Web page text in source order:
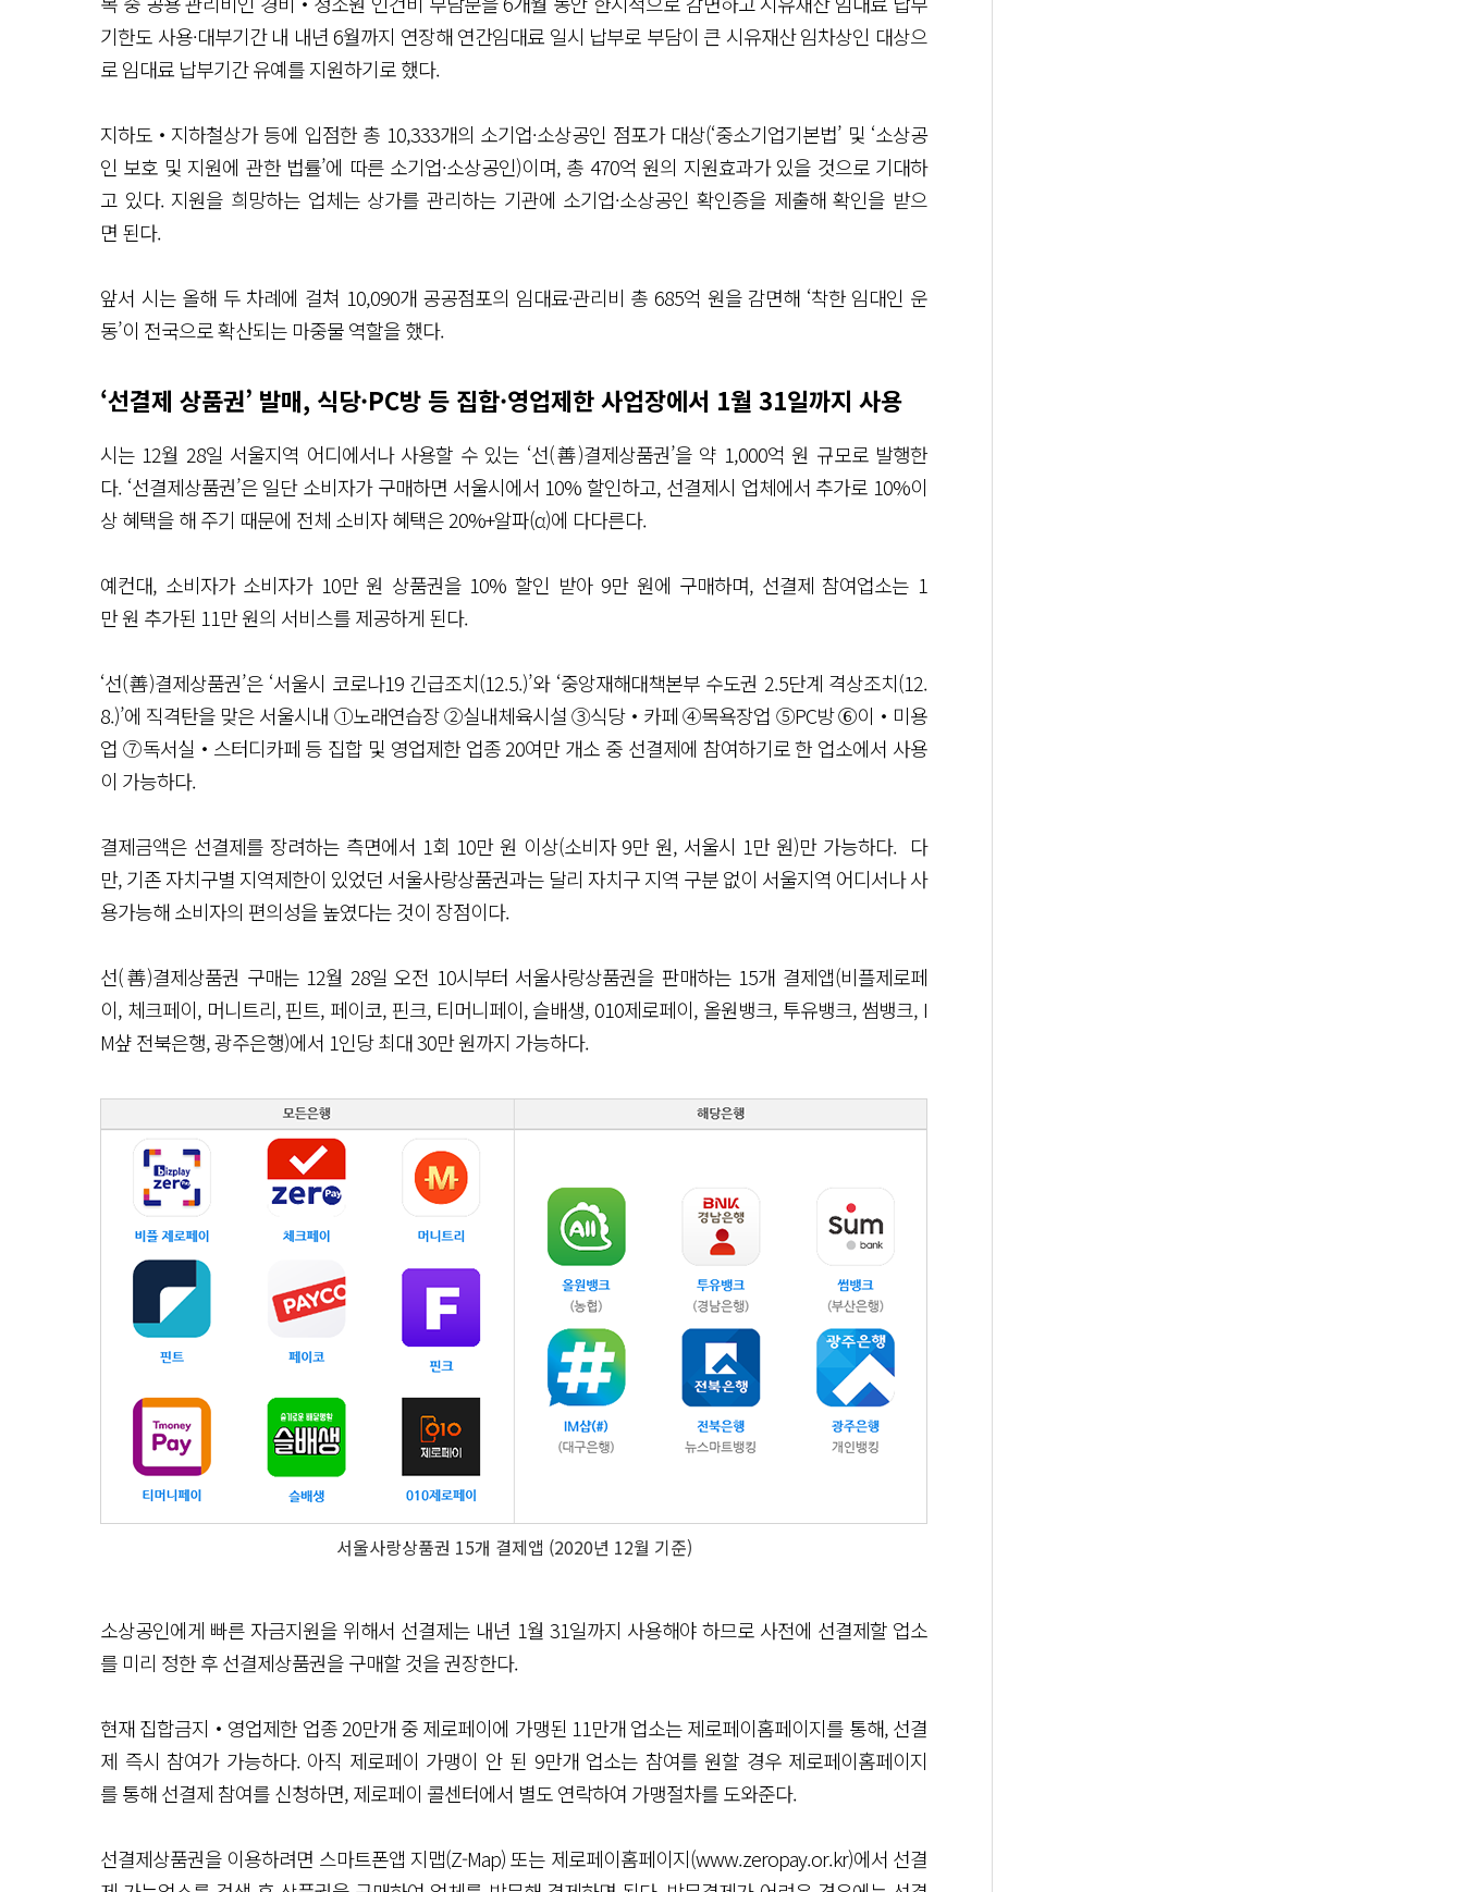
기한도 사용·대부기간 내 내년 6월까지 연장해 연간임대료 일시 납부로 부담이 큰 시유재산 임차상인 대상으
로 임대료 납부기간 유예를 지원하기로 했다.
지하도‧지하철상가 등에 입점한 총 10,333개의 소기업·소상공인 점포가 대상(‘중소기업기본법’ 및 ‘소상공
인 보호 및 지원에 관한 법률’에 따른 소기업·소상공인)이며, 총 470억 원의 지원효과가 있을 것으로 기대하
고 있다. 지원을 희망하는 업체는 상가를 관리하는 기관에 소기업·소상공인 확인증을 제출해 확인을 받으
면 된다.
앞서 시는 올해 두 차례에 걸쳐 10,090개 공공점포의 임대료·관리비 총 685억 원을 감면해 ‘착한 임대인 운
동’이 전국으로 확산되는 마중물 역할을 했다.
‘선결제 상품권’ 발매, 식당·PC방 등 집합·영업제한 사업장에서 1월 31일까지 사용
시는 12월 28일 서울지역 어디에서나 사용할 수 있는 ‘선(善)결제상품권’을 약 1,000억 원 규모로 발행한
다. ‘선결제상품권’은 일단 소비자가 구매하면 서울시에서 10% 할인하고, 선결제시 업체에서 추가로 10%이
상 혜택을 해 주기 때문에 전체 소비자 혜택은 20%+알파(α)에 다다른다.
예컨대, 소비자가 소비자가 10만 원 상품권을 10% 할인 받아 9만 원에 구매하며, 선결제 참여업소는 1
만 원 추가된 11만 원의 서비스를 제공하게 된다.
‘선(善)결제상품권’은 ‘서울시 코로나19 긴급조치(12.5.)’와 ‘중앙재해대책본부 수도권 2.5단계 격상조치(12.
8.)’에 직격탄을 맞은 서울시내 ①노래연습장 ②실내체육시설 ③식당‧카페 ④목욕장업 ⑤PC방 ⑥이‧미용
업 ⑦독서실‧스터디카페 등 집합 및 영업제한 업종 20여만 개소 중 선결제에 참여하기로 한 업소에서 사용
이 가능하다.
결제금액은 선결제를 장려하는 측면에서 1회 10만 원 이상(소비자 9만 원, 서울시 1만 원)만 가능하다. 다
만, 기존 자치구별 지역제한이 있었던 서울사랑상품권과는 달리 자치구 지역 구분 없이 서울지역 어디서나 사
용가능해 소비자의 편의성을 높였다는 것이 장점이다.
선(善)결제상품권 구매는 12월 28일 오전 10시부터 서울사랑상품권을 판매하는 15개 결제앱(비플제로페
이, 체크페이, 머니트리, 핀트, 페이코, 핀크, 티머니페이, 슬배생, 010제로페이, 올원뱅크, 투유뱅크, 썸뱅크, I
M샾 전북은행, 광주은행)에서 1인당 최대 30만 원까지 가능하다.
서울사랑상품권 15개 결제앱 (2020년 12월 기준)
소상공인에게 빠른 자금지원을 위해서 선결제는 내년 1월 31일까지 사용해야 하므로 사전에 선결제할 업소
를 미리 정한 후 선결제상품권을 구매할 것을 권장한다.
현재 집합금지‧영업제한 업종 20만개 중 제로페이에 가맹된 11만개 업소는 제로페이홈페이지를 통해, 선결
제 즉시 참여가 가능하다. 아직 제로페이 가맹이 안 된 9만개 업소는 참여를 원할 경우 제로페이홈페이지
를 통해 선결제 참여를 신청하면, 제로페이 콜센터에서 별도 연락하여 가맹절차를 도와준다.
선결제상품권을 이용하려면 스마트폰앱 지맵(Z-Map) 또는 제로페이홈페이지(www.zeropay.or.kr)에서 선결